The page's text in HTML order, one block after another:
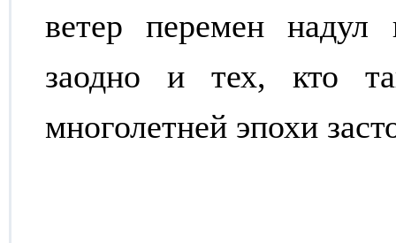
ветер перемен надул
заодно и тех, кто
многолетней эпохи